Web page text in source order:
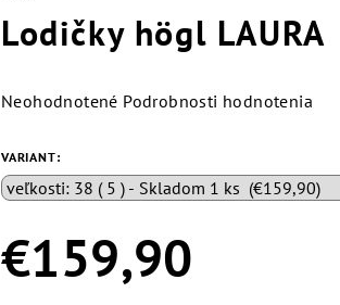
Lodičky högl LAURA
Priemerné
produktu
je
0,0
5
hviezdičiek.
Neohodnotené Podrobnosti hodnotenia
VARIANT:
€159,90